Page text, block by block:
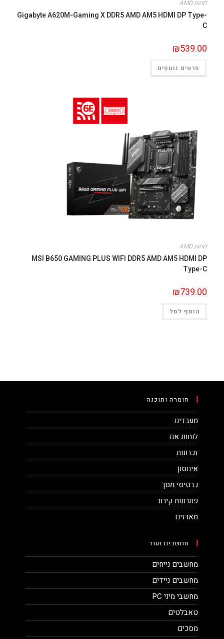
לוחות AMD
Gigabyte A620M-Gaming X DDR5 AMD AM5 HDMI DP Type-
C
₪539.00
פרטים נוספים
לוחות AMD
MSI B650 GAMING PLUS WIFI DDR5 AMD AM5 HDMI DP
Type-C
₪739.00
הוסף לסל
חומרה ותוכנה
מעבדים
לוחות אם
זכרונות
איחסון
כרטיסי מסך
פתרונות קירור
מארזים
מחשבים ועוד
מחשבים נייחים
מחשבים ניידים
מחשבי מיני PC
טאבלטים
מסכים